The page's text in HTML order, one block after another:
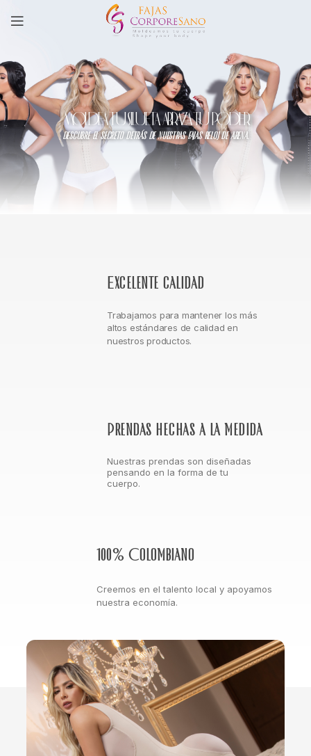
MOLDEA TU SILUETA, ABRAZA TU PODER
descubre el secreto detrás de nuestras fajas reloj de arena.
Excelente calidad
Trabajamos para mantener los más
altos estándares de calidad en
nuestros productos.
Prendas hechas a la medida
Nuestras prendas son diseñadas
pensando en la forma de tu
cuerpo.
100% Colombiano
Creemos en el talento local y apoyamos
nuestra economía.